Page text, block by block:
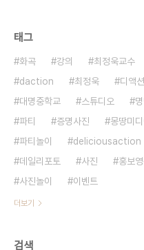
태그
화곡 강의 최정욱교수
daction
최정욱 디액
대명중학교
스튜디오
파티
증명사진 몽땅미
파티놀이
deliciousaction
데일리포토
사진 홍보
사진놀이
이벤트
더보기
검색